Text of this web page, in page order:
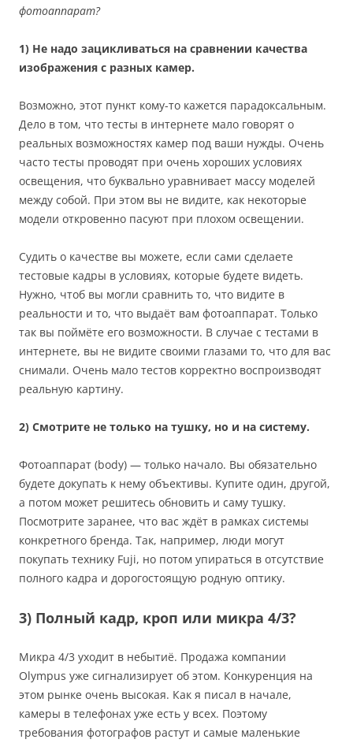
фотоаппарат?
1) Не надо зацикливаться на сравнении качества
изображения с разных камер.
Возможно, этот пункт кому-то кажется парадоксальным.
Дело в том, что тесты в интернете мало говорят о
реальных возможностях камер под ваши нужды. Очень
часто тесты проводят при очень хороших условиях
освещения, что буквально уравнивает массу моделей
между собой. При этом вы не видите, как некоторые
модели откровенно пасуют при плохом освещении.
Судить о качестве вы можете, если сами сделаете
тестовые кадры в условиях, которые будете видеть.
Нужно, чтоб вы могли сравнить то, что видите в
реальности и то, что выдаёт вам фотоаппарат. Только
так вы поймёте его возможности. В случае с тестами в
интернете, вы не видите своими глазами то, что для вас
снимали. Очень мало тестов корректно воспроизводят
реальную картину.
2) Смотрите не только на тушку, но и на систему.
Фотоаппарат (body) — только начало. Вы обязательно
будете докупать к нему объективы. Купите один, другой,
а потом может решитесь обновить и саму тушку.
Посмотрите заранее, что вас ждёт в рамках системы
конкретного бренда. Так, например, люди могут
покупать технику Fuji, но потом упираться в отсутствие
полного кадра и дорогостоящую родную оптику.
3) Полный кадр, кроп или микра 4/3?
Микра 4/3 уходит в небытиё. Продажа компании
Olympus уже сигнализирует об этом. Конкуренция на
этом рынке очень высокая. Как я писал в начале,
камеры в телефонах уже есть у всех. Поэтому
требования фотографов растут и самые маленькие